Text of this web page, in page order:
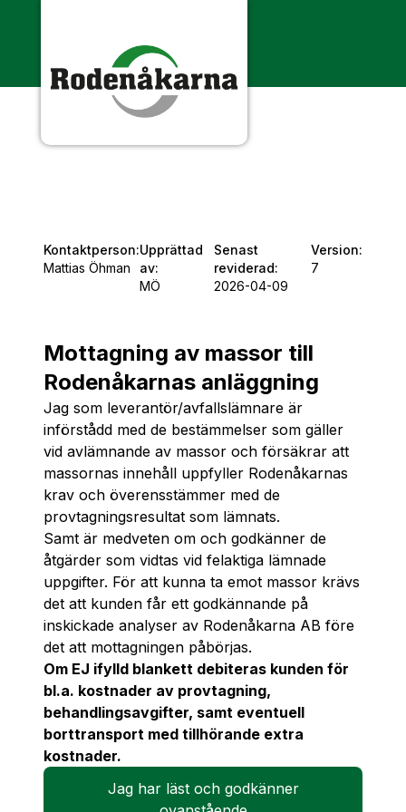
Kontaktperson:
Mattias Öhman
Upprättad
av:
MÖ
Senast
reviderad:
2026-04-09
Version:
7
Mottagning av massor till
Rodenåkarnas anläggning
Jag som leverantör/avfallslämnare är
införstådd med de bestämmelser som gäller
vid avlämnande av massor och försäkrar att
massornas innehåll uppfyller Rodenåkarnas
krav och överensstämmer med de
provtagningsresultat som lämnats.
Samt är medveten om och godkänner de
åtgärder som vidtas vid felaktiga lämnade
uppgifter. För att kunna ta emot massor krävs
det att kunden får ett godkännande på
inskickade analyser av Rodenåkarna AB före
det att mottagningen påbörjas.
Om EJ ifylld blankett debiteras kunden för
bl.a. kostnader av provtagning,
behandlingsavgifter, samt eventuell
borttransport med tillhörande extra
kostnader.
Jag har läst och godkänner